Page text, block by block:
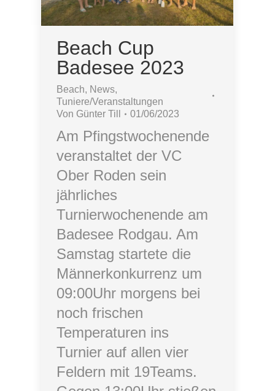
Beach Cup
Badesee 2023
Beach, News,
Tuniere/Veranstaltungen
Von Günter Till 01/06/2023
Am Pfingstwochenende
veranstaltet der VC
Ober Roden sein
jährliches
Turnierwochenende am
Badesee Rodgau. Am
Samstag startete die
Männerkonkurrenz um
09:00Uhr morgens bei
noch frischen
Temperaturen ins
Turnier auf allen vier
Feldern mit 19Teams.